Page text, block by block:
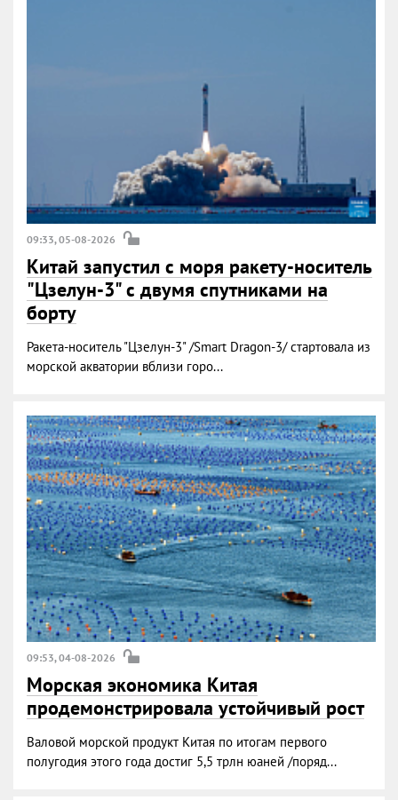
09:33, 05-08-2026
Китай запустил с моря ракету-носитель
"Цзелун-3" с двумя спутниками на
борту
Ракета-носитель "Цзелун-3" /Smart Dragon-3/ стартовала из
морской акватории вблизи горо...
09:53, 04-08-2026
Морская экономика Китая
продемонстрировала устойчивый рост
Валовой морской продукт Китая по итогам первого
полугодия этого года достиг 5,5 трлн юаней /поряд...